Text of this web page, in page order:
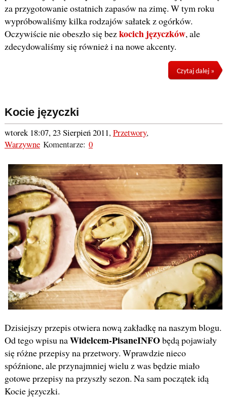
za przygotowanie ostatnich zapasów na zimę. W tym roku
wypróbowaliśmy kilka rodzajów sałatek z ogórków.
Oczywiście nie obeszło się bezkocich języczków, ale
zdecydowaliśmy się również i na nowe akcenty.
Czytaj dalej »
Kocie języczki
wtorek 18:07, 23 Sierpień 2011, Przetwory,
WarzywneKomentarze: 0
Dzisiejszy przepis otwiera nową zakładkę na naszym blogu.
Od tego wpisu naWidelcem-PisaneINFObędą pojawiały
się różne przepisy na przetwory. Wprawdzie nieco
spóźnione, ale przynajmniej wielu z was będzie miało
gotowe przepisy na przyszły sezon. Na sam początek idą
Kocie języczki.